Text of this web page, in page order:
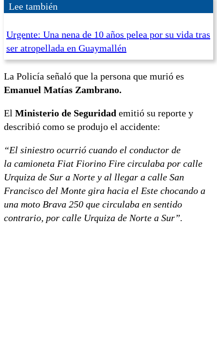
Lee también
Urgente: Una nena de 10 años pelea por su vida tras
ser atropellada en Guaymallén
La Policía señaló que la persona que murió es
Emanuel Matías Zambrano.
El Ministerio de Seguridad emitió su reporte y
describió como se produjo el accidente:
“El siniestro ocurrió cuando el conductor de
la camioneta Fiat Fiorino Fire circulaba por calle
Urquiza de Sur a Norte y al llegar a calle San
Francisco del Monte gira hacia el Este chocando a
una moto Brava 250 que circulaba en sentido
contrario, por calle Urquiza de Norte a Sur”.